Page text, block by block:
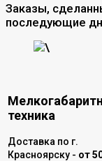
Заказы,
последующие
\
техника
Доставка по г.
Красноярску - от